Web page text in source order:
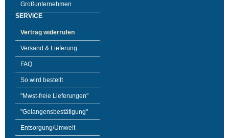
Großunternehmen
SERVICE
Vertrag widerrufen
Versand & Lieferung
FAQ
So wird bestellt
"Mwst-freie Lieferungen"
"Gelangensbestätigung"
Entsorgung/Umwelt